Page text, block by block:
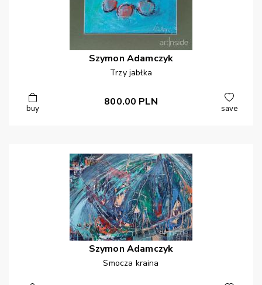
Szymon Adamczyk
Trzy jabłka
buy
800.00 PLN
save
Szymon Adamczyk
Smocza kraina